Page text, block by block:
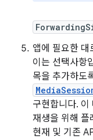
앱에 필요한 대
이는 선택사항
목을 추가하도
구현합니다. 이
재생을 위해 플
현재 및 기존